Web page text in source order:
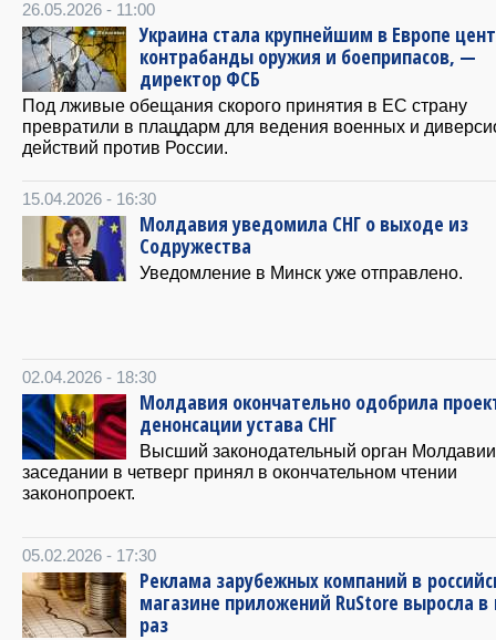
26.05.2026 - 11:00
Украина стала крупнейшим в Европе
контрабанды оружия и боеприпасов, —
директор ФСБ
Под лживые обещания скорого принятия в ЕС страну
превратили в плацдарм для ведения военных и
действий против России.
15.04.2026 - 16:30
Молдавия уведомила СНГ о выходе из
Содружества
Уведомление в Минск уже отправлено.
02.04.2026 - 18:30
Молдавия окончательно одобрила
денонсации устава СНГ
Высший законодательный орган
заседании в четверг принял в окончательном чтении
законопроект.
05.02.2026 - 17:30
Реклама зарубежных компаний в
магазине приложений RuStore выросла в
раз